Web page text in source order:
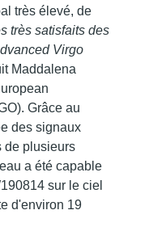
très élevé, de
très satisfaits des
Virgo
Maddalena
Grâce au
des signaux
de plusieurs
a été capable
sur le ciel
d'environ 19